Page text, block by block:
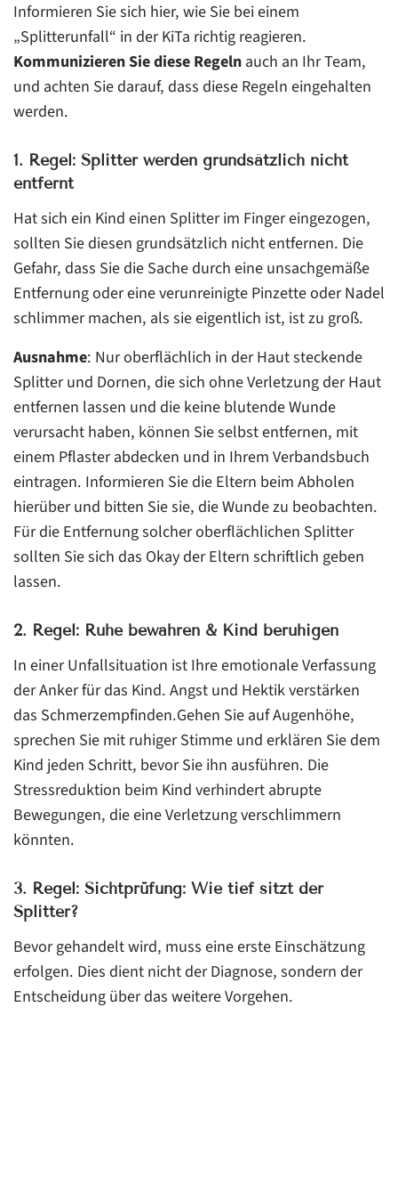
Informieren Sie sich hier, wie Sie bei einem
„Splitterunfall“ in der KiTa richtig reagieren.
Kommunizieren Sie diese Regelnauch an Ihr Team,
und achten Sie darauf, dass diese Regeln eingehalten
werden.
1. Regel: Splitter werden grundsätzlich nicht
entfernt
Hat sich ein Kind einen Splitter im Finger eingezogen,
sollten Sie diesen grundsätzlich nicht entfernen. Die
Gefahr, dass Sie die Sache durch eine unsachgemäße
Entfernung oder eine verunreinigte Pinzette oder Nadel
schlimmer machen, als sie eigentlich ist, ist zu groß.
Ausnahme: Nur oberflächlich in der Haut steckende
Splitter und Dornen, die sich ohne Verletzung der Haut
entfernen lassen und die keine blutende Wunde
verursacht haben, können Sie selbst entfernen, mit
einem Pflaster abdecken und in Ihrem Verbandsbuch
eintragen. Informieren Sie die Eltern beim Abholen
hierüber und bitten Sie sie, die Wunde zu beobachten.
Für die Entfernung solcher oberflächlichen Splitter
sollten Sie sich das Okay der Eltern schriftlich geben
lassen.
2. Regel: Ruhe bewahren & Kind beruhigen
In einer Unfallsituation ist Ihre emotionale Verfassung
der Anker für das Kind. Angst und Hektik verstärken
das Schmerzempfinden.Gehen Sie auf Augenhöhe,
sprechen Sie mit ruhiger Stimme und erklären Sie dem
Kind jeden Schritt, bevor Sie ihn ausführen. Die
Stressreduktion beim Kind verhindert abrupte
Bewegungen, die eine Verletzung verschlimmern
könnten.
3. Regel: Sichtprüfung: Wie tief sitzt der
Splitter?
Bevor gehandelt wird, muss eine erste Einschätzung
erfolgen. Dies dient nicht der Diagnose, sondern der
Entscheidung über das weitere Vorgehen.